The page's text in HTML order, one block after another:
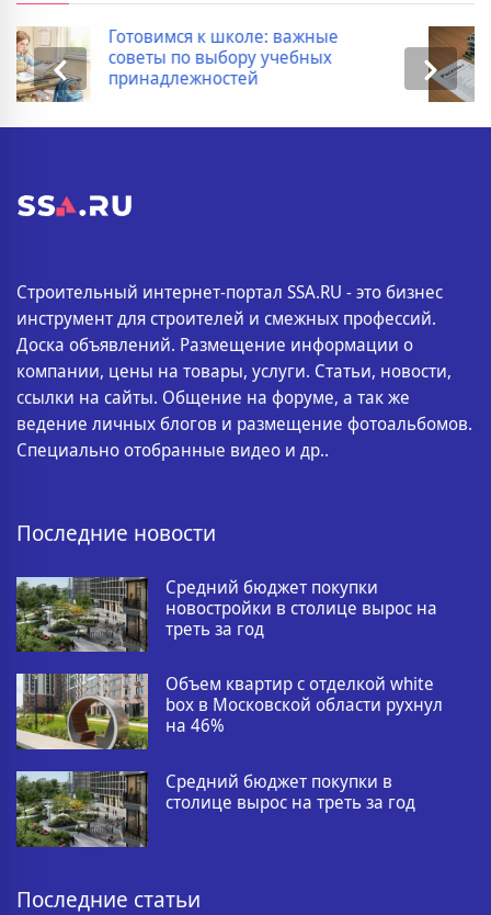
Дополнительные расходы при
покупке новостройки: полный
список
Строительный интернет-портал SSA.RU - это бизнес
инструмент для строителей и смежных профессий.
Доска объявлений. Размещение информации о
компании, цены на товары, услуги. Статьи, новости,
ссылки на сайты. Общение на форуме, а так же
ведение личных блогов и размещение фотоальбомов.
Специально отобранные видео и др..
Последние новости
Средний бюджет покупки
новостройки в столице вырос на
треть за год
Объем квартир с отделкой white
box в Московской области рухнул
на 46%
Средний бюджет покупки в
столице вырос на треть за год
Последние статьи